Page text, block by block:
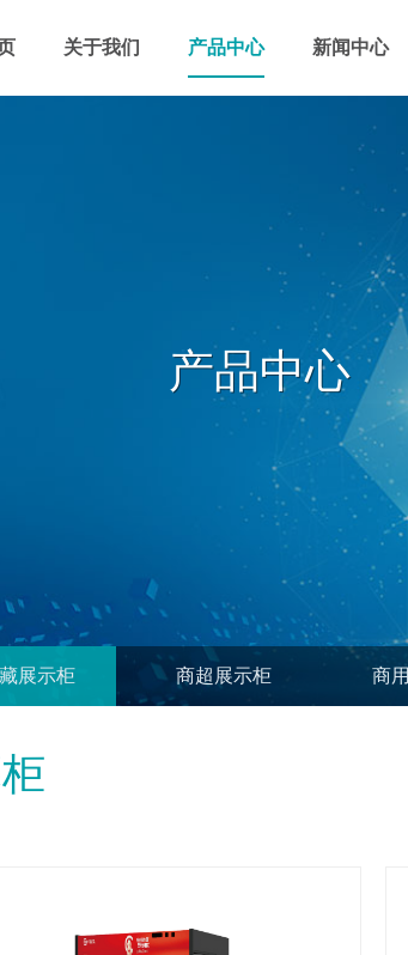
关于我们 产品中心 新闻中心
产品中心
展示柜 商超展示柜 商